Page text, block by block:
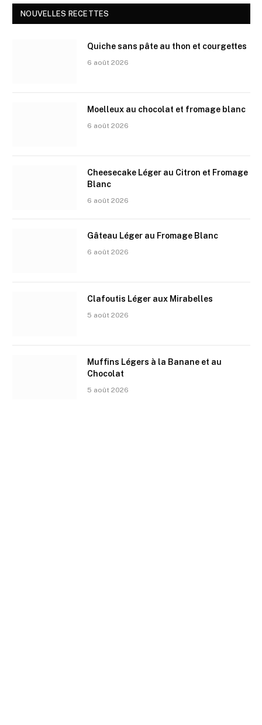
NOUVELLES RECETTES
Quiche sans pâte au thon et courgettes
6 août 2026
Moelleux au chocolat et fromage blanc
6 août 2026
Cheesecake Léger au Citron et Fromage
Blanc
6 août 2026
Gâteau Léger au Fromage Blanc
6 août 2026
Clafoutis Léger aux Mirabelles
5 août 2026
Muffins Légers à la Banane et au
Chocolat
5 août 2026